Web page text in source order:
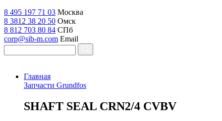
8 495 197 71 03 Москва
8 3812 38 20 50 Омск
8 812 703 80 84 СПб
corp@sib-m.com Email
Главная
Запчасти Grundfos
SHAFT SEAL CRN2/4 CVBV